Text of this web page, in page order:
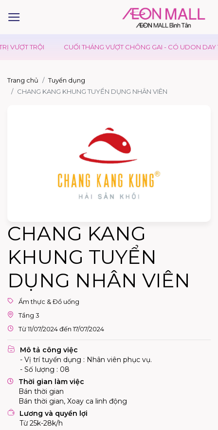
VƯỢT TRỘI CUỐI THÁNG VƯỢT CHÔNG GAI - CÓ UDON DAY
Trang chủ
Tuyển dụng
CHANG KANG KHUNG TUYỂN DỤNG NHÂN VIÊN
CHANG KANG
KHUNG TUYỂN
DỤNG NHÂN VIÊN
Ẩm thực & Đồ uống
Tầng 3
Từ 11/07/2024 đến 17/07/2024
Mô tả công việc
- Vị trí tuyển dụng : Nhân viên phục vụ.
- Số lượng : 08
Thời gian làm việc
Bán thời gian
Bán thời gian, Xoay ca linh động
Lương và quyền lợi
Từ 25k-28k/h